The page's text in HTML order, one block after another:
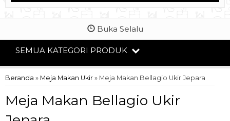
Buka Selalu
SEMUA KATEGORI PRODUK
Beranda » Meja Makan Ukir » Meja Makan Bellagio Ukir Jepara
Meja Makan Bellagio Ukir